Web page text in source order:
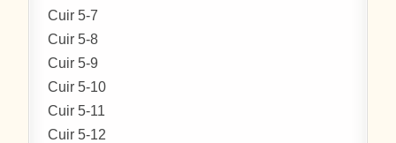
Cuir 5-7
Cuir 5-8
Cuir 5-9
Cuir 5-10
Cuir 5-11
Cuir 5-12